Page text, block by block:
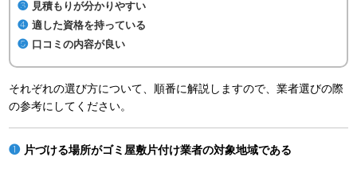
見積もりが分かりやすい
適した資格を持っている
口コミの内容が良い
それぞれの選び方について、順番に解説しますので、業者選びの際
の参考にしてください。
片づける場所がゴミ屋敷片付け業者の対象地域である